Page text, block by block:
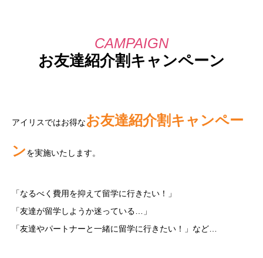
お友達紹介割キャンペーン
アイリスではお得なお友達紹介割キャンペー
ンを実施いたします。
「なるべく費用を抑えて留学に行きたい！」
「友達が留学しようか迷っている…」
「友達やパートナーと一緒に留学に行きたい！」など…